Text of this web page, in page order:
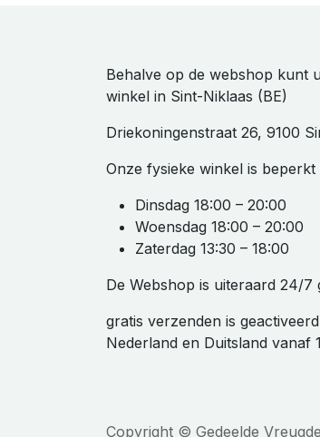
Behalve op de webshop kunt
winkel in Sint-Niklaas (BE)
Driekoningenstraat 26, 9100
Onze fysieke winkel is
Dinsdag 18:00 – 20:00
Woensdag 18:00 – 20:00
Zaterdag 13:30 – 18:00
De Webshop is uiteraard 24/7
gratis verzenden is
Nederland en Duitsland vanaf
Copyright © Gedeelde Vreugde